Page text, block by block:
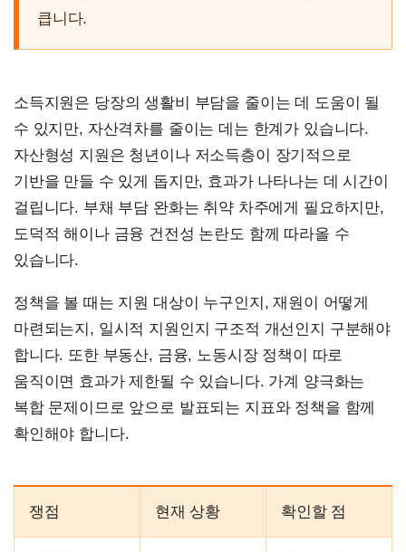
큽니다.
소득지원은 당장의 생활비 부담을 줄이는 데 도움이 될
수 있지만, 자산격차를 줄이는 데는 한계가 있습니다.
자산형성 지원은 청년이나 저소득층이 장기적으로
기반을 만들 수 있게 돕지만, 효과가 나타나는 데 시간이
걸립니다. 부채 부담 완화는 취약 차주에게 필요하지만,
도덕적 해이나 금융 건전성 논란도 함께 따라올 수
있습니다.
정책을 볼 때는 지원 대상이 누구인지, 재원이 어떻게
마련되는지, 일시적 지원인지 구조적 개선인지 구분해야
합니다. 또한 부동산, 금융, 노동시장 정책이 따로
움직이면 효과가 제한될 수 있습니다. 가계 양극화는
복합 문제이므로 앞으로 발표되는 지표와 정책을 함께
확인해야 합니다.
쟁점 현재 상황 확인할 점